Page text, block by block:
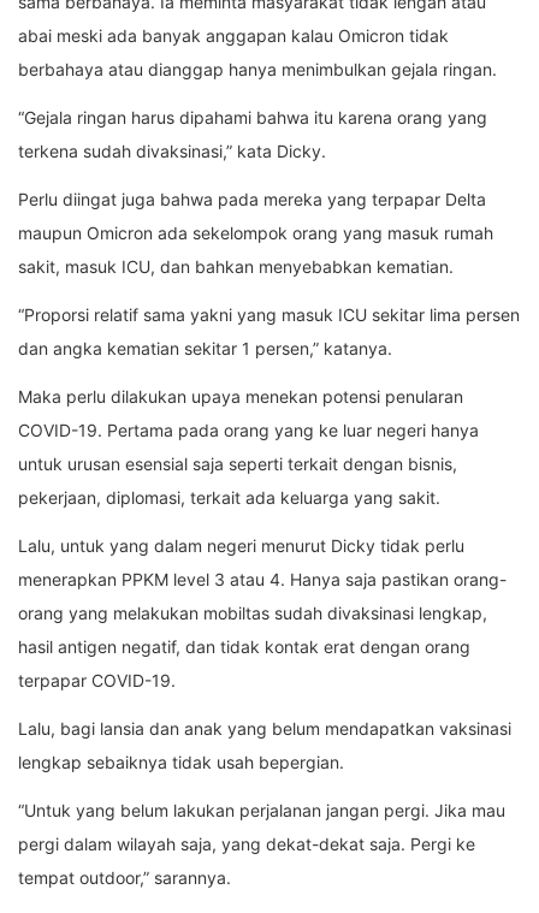
abai meski ada banyak anggapan kalau Omicron tidak
berbahaya atau dianggap hanya menimbulkan gejala ringan.
“Gejala ringan harus dipahami bahwa itu karena orang yang
terkena sudah divaksinasi,” kata Dicky.
Perlu diingat juga bahwa pada mereka yang terpapar Delta
maupun Omicron ada sekelompok orang yang masuk rumah
sakit, masuk ICU, dan bahkan menyebabkan kematian.
“Proporsi relatif sama yakni yang masuk ICU sekitar lima persen
dan angka kematian sekitar 1 persen,” katanya.
Maka perlu dilakukan upaya menekan potensi penularan
COVID-19. Pertama pada orang yang ke luar negeri hanya
untuk urusan esensial saja seperti terkait dengan bisnis,
pekerjaan, diplomasi, terkait ada keluarga yang sakit.
Lalu, untuk yang dalam negeri menurut Dicky tidak perlu
menerapkan PPKM level 3 atau 4. Hanya saja pastikan orang-
orang yang melakukan mobiltas sudah divaksinasi lengkap,
hasil antigen negatif, dan tidak kontak erat dengan orang
terpapar COVID-19.
Lalu, bagi lansia dan anak yang belum mendapatkan vaksinasi
lengkap sebaiknya tidak usah bepergian.
“Untuk yang belum lakukan perjalanan jangan pergi. Jika mau
pergi dalam wilayah saja, yang dekat-dekat saja. Pergi ke
tempat outdoor,” sarannya.